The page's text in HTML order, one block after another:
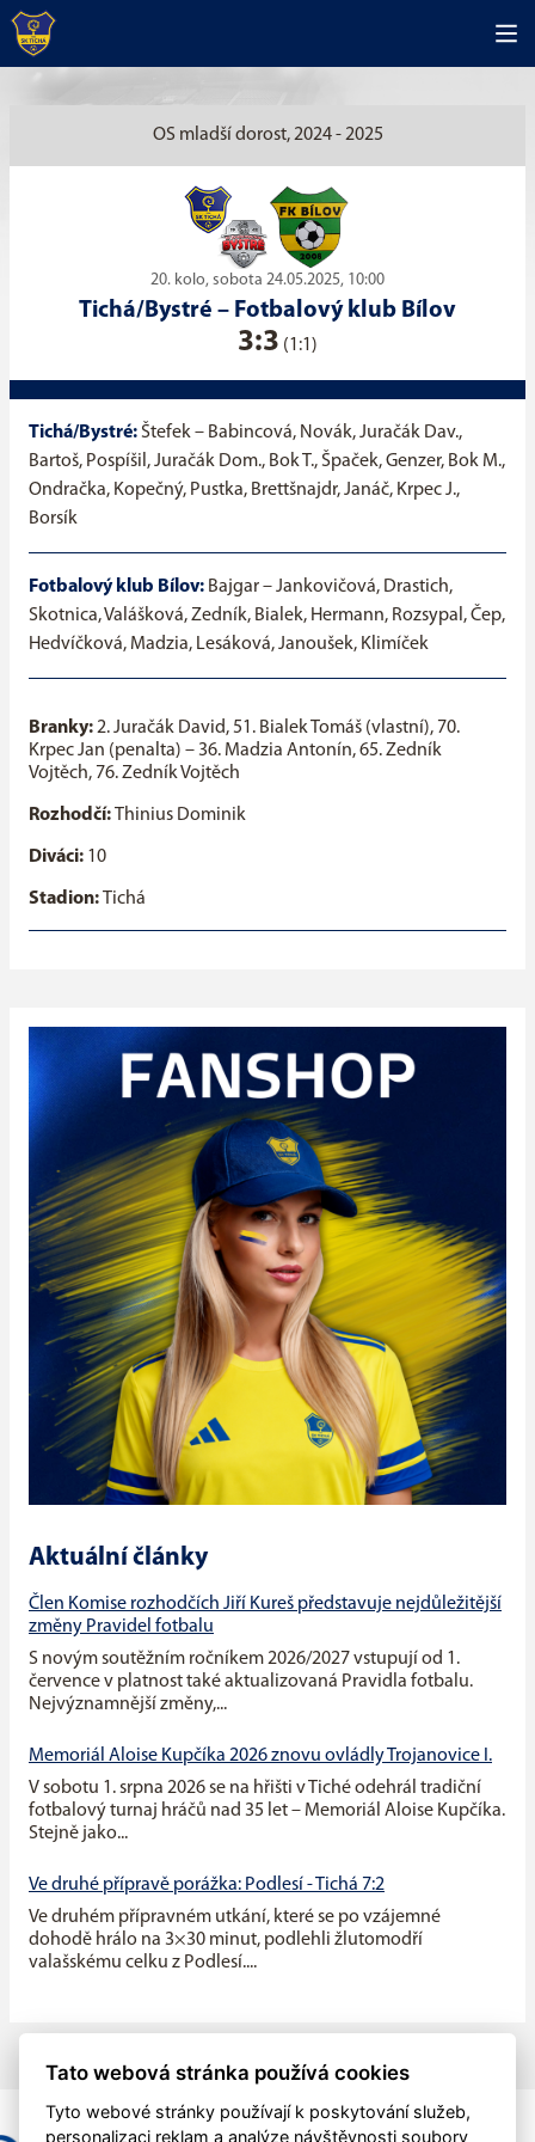
OS mladší dorost, 2024 - 2025
20. kolo, sobota 24.05.2025, 10:00
Tichá/Bystré – Fotbalový klub Bílov
3:3 (1:1)
Tichá/Bystré: Štefek – Babincová, Novák, Juračák Dav.,
Bartoš, Pospíšil, Juračák Dom., Bok T., Špaček, Genzer, Bok M.,
Ondračka, Kopečný, Pustka, Brettšnajdr, Janáč, Krpec J.,
Borsík
Fotbalový klub Bílov: Bajgar – Jankovičová, Drastich,
Skotnica, Valášková, Zedník, Bialek, Hermann, Rozsypal, Čep,
Hedvíčková, Madzia, Lesáková, Janoušek, Klimíček
Branky:2. Juračák David, 51. Bialek Tomáš (vlastní), 70.
Krpec Jan (penalta) – 36. Madzia Antonín, 65. Zedník
Vojtěch, 76. Zedník Vojtěch
Rozhodčí:Thinius Dominik
Diváci: 10
Stadion:Tichá
Aktuální články
Člen Komise rozhodčích Jiří Kureš představuje nejdůležitější
změny Pravidel fotbalu
S novým soutěžním ročníkem 2026/2027 vstupují od 1.
července v platnost také aktualizovaná Pravidla fotbalu.
Nejvýznamnější změny,...
Memoriál Aloise Kupčíka 2026 znovu ovládly Trojanovice I.
V sobotu 1. srpna 2026 se na hřišti v Tiché odehrál tradiční
fotbalový turnaj hráčů nad 35 let – Memoriál Aloise Kupčíka.
Stejně jako...
Ve druhé přípravě porážka: Podlesí - Tichá 7:2
Ve druhém přípravném utkání, které se po vzájemné
dohodě hrálo na 3×30 minut, podlehli žlutomodří
valašskému celku z Podlesí....
Tato webová stránka používá cookies
Tyto webové stránky používají k poskytování služeb,
personalizaci reklam a analýze návštěvnosti soubory